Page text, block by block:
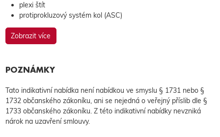
plexi štít
protiprokluzový systém kol (ASC)
Zobrazit více
POZNÁMKY
Tato indikativní nabídka není nabídkou ve smyslu § 1731 nebo §
1732 občanského zákoníku, ani se nejedná o veřejný příslib dle §
1733 občanského zákoníku. Z této indikativní nabídky nevzniká
nárok na uzavření smlouvy.